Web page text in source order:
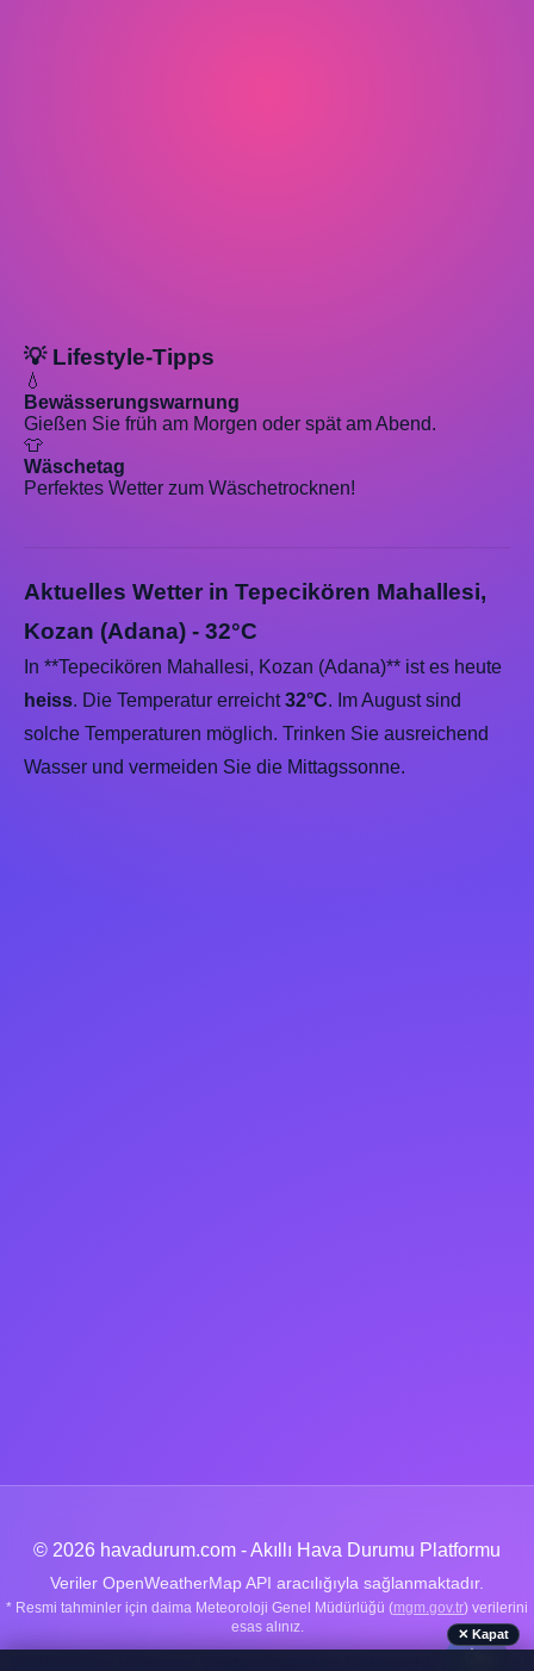
💡 Lifestyle-Tipps
💧
Bewässerungswarnung
Gießen Sie früh am Morgen oder spät am Abend.
👕
Wäschetag
Perfektes Wetter zum Wäschetrocknen!
Aktuelles Wetter in Tepecikören Mahallesi,
Kozan (Adana) - 32°C
In **Tepecikören Mahallesi, Kozan (Adana)** ist es heute
heiss. Die Temperatur erreicht32°C. Im August sind
solche Temperaturen möglich. Trinken Sie ausreichend
Wasser und vermeiden Sie die Mittagssonne.
© 2026 havadurum.com - Akıllı Hava Durumu Platformu
Veriler OpenWeatherMap API aracılığıyla sağlanmaktadır.
* Resmi tahminler için daima Meteoroloji Genel Müdürlüğü (mgm.gov.tr) verilerini
esas alınız.
🌤️
✕ Kapat